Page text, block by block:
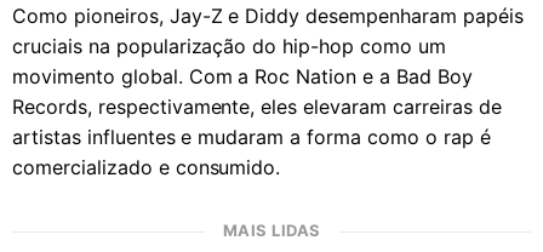
Como pioneiros, Jay-Z e Diddy desempenharam papéis
cruciais na popularização do hip-hop como um
movimento global. Com a Roc Nation e a Bad Boy
Records, respectivamente, eles elevaram carreiras de
artistas influentes e mudaram a forma como o rap é
comercializado e consumido.
MAIS LIDAS